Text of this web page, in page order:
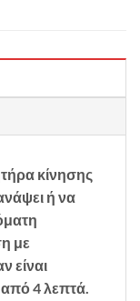
κίνησης
ή να
με
είναι
από 4 λεπτά.